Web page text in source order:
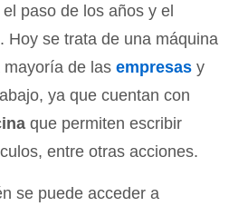
paso de los años y el
Hoy se trata de una máquina
mayoría de las empresas y
ya que cuentan con
que permiten escribir
entre otras acciones.
se puede acceder a